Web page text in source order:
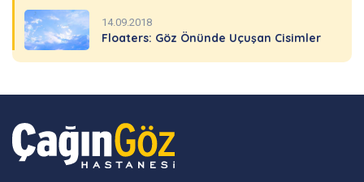
14.09.2018
Floaters: Göz Önünde Uçuşan Cisimler